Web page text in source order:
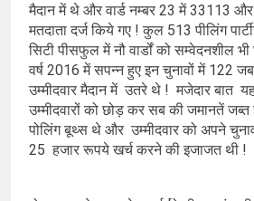
मैदान में थे और वार्ड नम्बर 23 में 33113 और
मतदाता दर्ज किये गए ! कुल 513 पीलिंग
सिटी पीसफुल में नौ वार्डों को सम्वेदनशील भी
वर्ष 2016 में सपन्न हुए इन चुनावों में 122
उम्मीदवार मैदान में उतरे थे ! मजेदार बात
उम्मीदवारों को छोड़ कर सब की जमानतें
पोलिंग बूथ्स थे और उम्मीदवार को अपने
25 हजार रूपये खर्च करने की इजाजत थी !